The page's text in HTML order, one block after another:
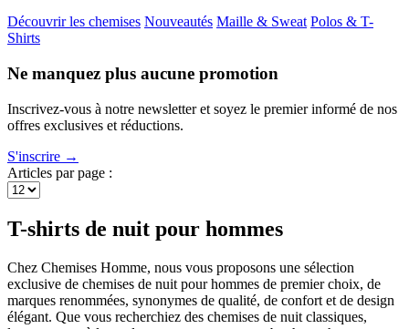
Découvrir les chemises Nouveautés Maille & Sweat Polos & T-
Shirts
Ne manquez plus aucune promotion
Inscrivez-vous à notre newsletter et soyez le premier informé de nos
offres exclusives et réductions.
S'inscrire →
Articles par page :
T-shirts de nuit pour hommes
Chez Chemises Homme, nous vous proposons une sélection
exclusive de chemises de nuit pour hommes de premier choix, de
marques renommées, synonymes de qualité, de confort et de design
élégant. Que vous recherchiez des chemises de nuit classiques,